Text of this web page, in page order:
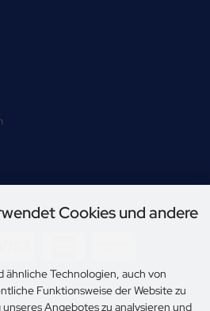
Cookies und andere
ähnliche Technologien, auch von
Funktionsweise der Website zu
Angebotes zu analysieren und